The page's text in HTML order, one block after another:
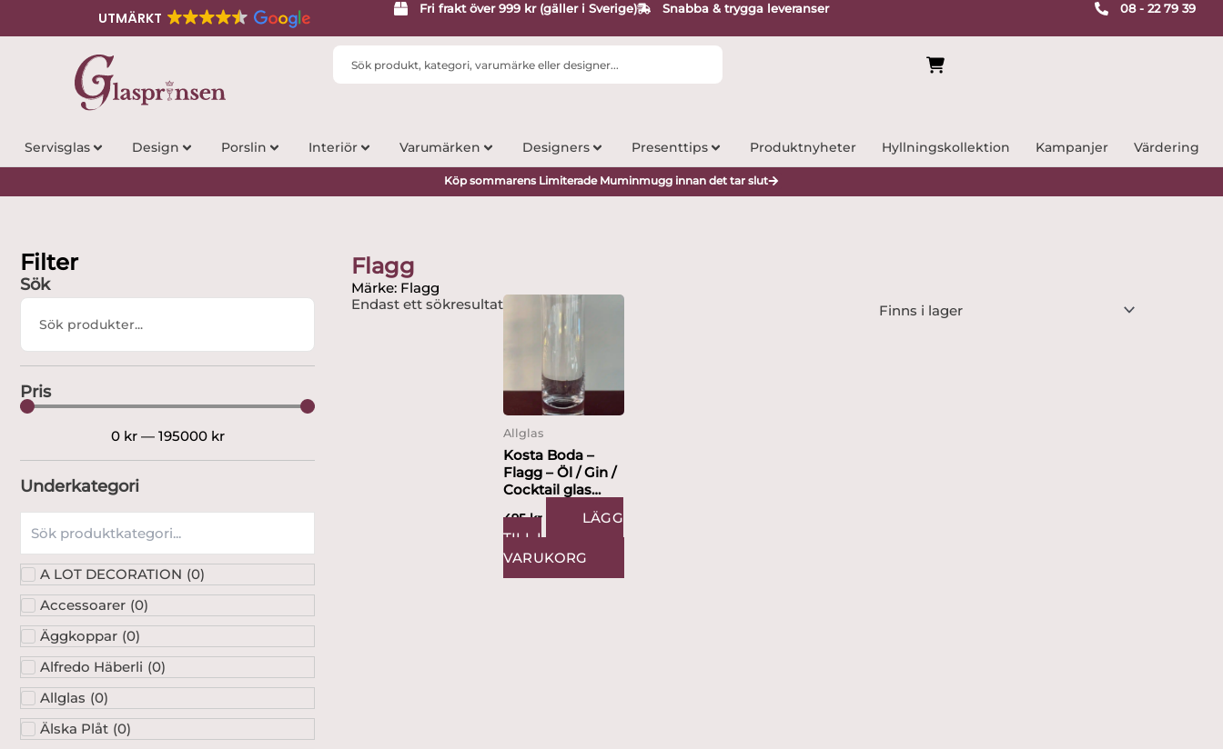
UTMÄRKT
Fri frakt över 999 kr (gäller i Sverige) Snabba & trygga leveranser 08 - 22 79 39
Search
Servisglas Design Porslin Interiör Varumärken Designers Presenttips Produktnyheter Hyllningskollektion Kampanjer Värdering
Köp sommarens Limiterade Muminmugg innan det tar slut
Filter
Sök
Search
Pris
0 kr— 195000 kr
Underkategori
A LOT DECORATION (0)
Accessoarer (0)
Äggkoppar (0)
Alfredo Häberli (0)
Allglas (0)
Älska Plåt (0)
Flagg
Märke: Flagg
Endast ett sökresultat
Allglas
Kosta Boda –
Flagg – Öl / Gin /
Cocktail glas
Persson Melin
495kr
LÄGG
TILL I
VARUKORG